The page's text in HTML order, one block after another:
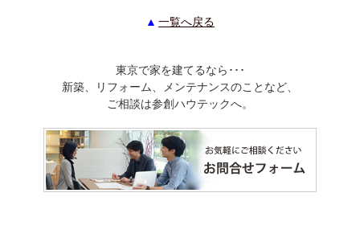
一覧へ戻る
東京で家を建てるなら･･･
新築、リフォーム、メンテナンスのことなど、
ご相談は参創ハウテックへ。